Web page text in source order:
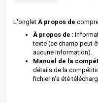
L'onglet À propos de
À propos de :
texte (ce champ peut
aucune information).
Manuel de la
détails de la
fichier n'a été